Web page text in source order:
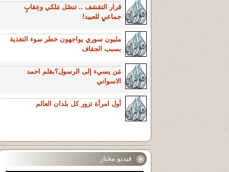
قرار التقشف .. تنصُل مَلكي وعِقابٍ
جماعيٍ للعبيد!
مليون سوري يواجهون خطر سوء التغذية
بسبب الجفاف
مَن يسيء إلى الرسول؟بقلم احمد
الاسواني
أول امرأة تزور كل بلدان العالم
فيديو مختار